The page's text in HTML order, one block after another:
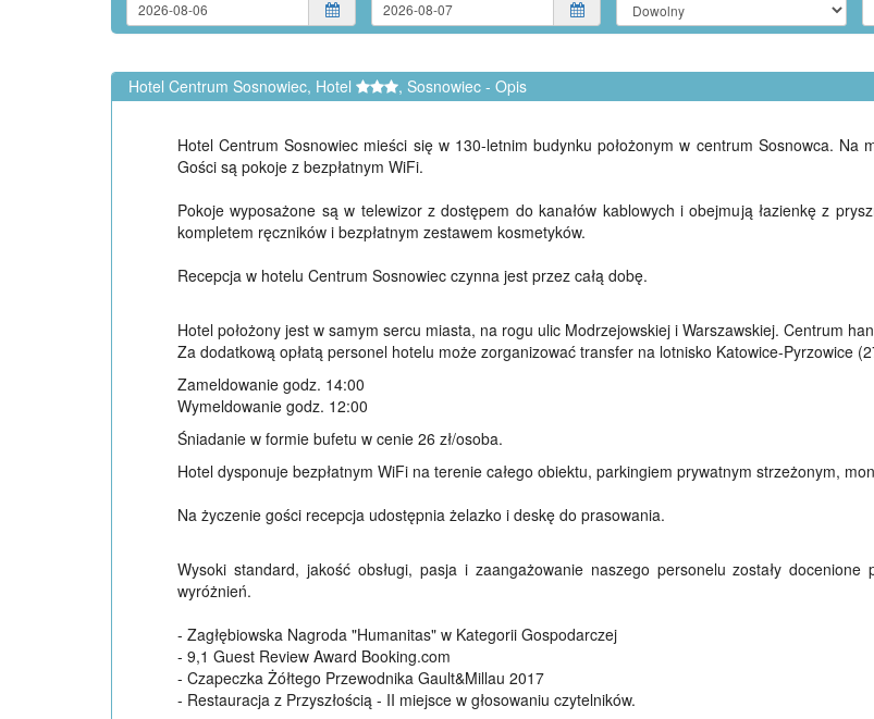
Hotel Centrum Sosnowiec, Hotel , Sosnowiec - Opis
Hotel Centrum Sosnowiec mieści się w 130-letnim budynku położonym w centrum Sosnowca. Na
Gości są pokoje z bezpłatnym WiFi.
Pokoje wyposażone są w telewizor z dostępem do kanałów kablowych i obejmują łazienkę z
kompletem ręczników i bezpłatnym zestawem kosmetyków.
Recepcja w hotelu Centrum Sosnowiec czynna jest przez całą dobę.
Hotel położony jest w samym sercu miasta, na rogu ulic Modrzejowskiej i Warszawskiej. Centrum
Za dodatkową opłatą personel hotelu może zorganizować transfer na lotnisko Katowice-Pyrzowice
Zameldowanie godz. 14:00
Wymeldowanie godz. 12:00
Śniadanie w formie bufetu w cenie 26 zł/osoba.
Hotel dysponuje bezpłatnym WiFi na terenie całego obiektu, parkingiem prywatnym strzeżonym,
Na życzenie gości recepcja udostępnia żelazko i deskę do prasowania.
Wysoki standard, jakość obsługi, pasja i zaangażowanie naszego personelu zostały
wyróżnień.
- Zagłębiowska Nagroda "Humanitas" w Kategorii Gospodarczej
- 9,1 Guest Review Award Booking.com
- Czapeczka Żółtego Przewodnika Gault&Millau 2017
- Restauracja z Przyszłością - II miejsce w głosowaniu czytelników.